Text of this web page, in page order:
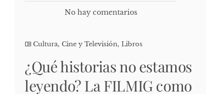
No hay comentarios
Cultura, Cine y Televisión, Libros
¿Qué historias no estamos
leyendo? La FILMIG como